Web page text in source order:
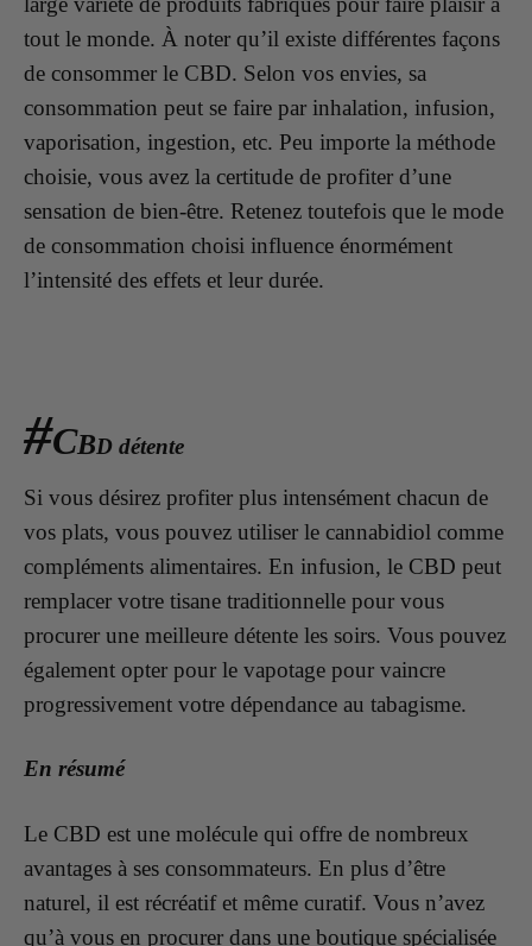
tout le monde. À noter qu’il existe différentes façons
de consommer le CBD. Selon vos envies, sa
consommation peut se faire par inhalation, infusion,
vaporisation, ingestion, etc. Peu importe la méthode
choisie, vous avez la certitude de profiter d’une
sensation de bien-être. Retenez toutefois que le mode
de consommation choisi influence énormément
l’intensité des effets et leur durée.
#CBD détente
Si vous désirez profiter plus intensément chacun de
vos plats, vous pouvez utiliser le cannabidiol comme
compléments alimentaires. En infusion, le CBD peut
remplacer votre tisane traditionnelle pour vous
procurer une meilleure détente les soirs. Vous pouvez
également opter pour le vapotage pour vaincre
progressivement votre dépendance au tabagisme.
En résumé
Le CBD est une molécule qui offre de nombreux
avantages à ses consommateurs. En plus d’être
naturel, il est récréatif et même curatif. Vous n’avez
qu’à vous en procurer dans une boutique spécialisée